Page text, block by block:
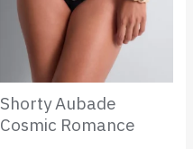
Shorty Aubade
Cosmic Romance